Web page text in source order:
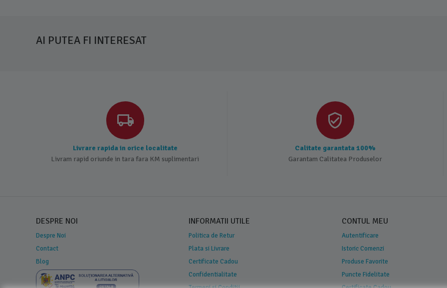
AI PUTEA FI INTERESAT
Livrare rapida in orice localitate
Livram rapid oriunde in tara fara KM suplimentari
Calitate garantata 100%
Garantam Calitatea Produselor
DESPRE NOI
Despre Noi
Contact
Blog
INFORMATII UTILE
Politica de Retur
Plata si Livrare
Certificate Cadou
Confidentialitate
CONTUL MEU
Autentificare
Istoric Comenzi
Produse Favorite
Puncte Fidelitate